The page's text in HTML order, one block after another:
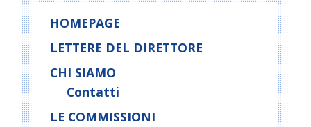
vocazionale
HOMEPAGE
LETTERE DEL DIRETTORE
CHI SIAMO
Contatti
LE COMMISSIONI